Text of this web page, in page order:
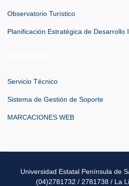
Observatorio Turístico
Planificación Estratégica de Desarrollo
Servicio Técnico
Sistema de Gestión de Soporte
MARCACIONES WEB
Universidad Estatal Península de
(04)2781732 / 2781738 / La